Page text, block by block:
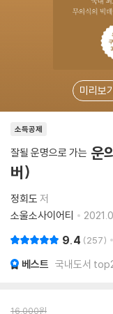
미리보
소득공제
잘될 운명으로 가는 운
버)
정회도 저
소울소사이어티
9.4 257
베스트 국내도서
16,000원